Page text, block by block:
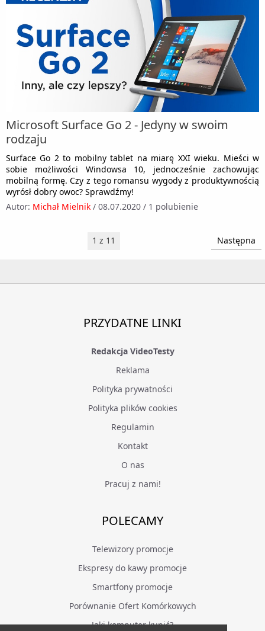
Microsoft Surface Go 2 - Jedyny w swoim
rodzaju
Surface Go 2 to mobilny tablet na miarę XXI wieku. Mieści w
sobie możliwości Windowsa 10, jednocześnie zachowując
mobilną formę. Czy z tego romansu wygody z produktywnością
wyrósł dobry owoc? Sprawdźmy!
Autor: Michał Mielnik / 08.07.2020 / 1 polubienie
1 z 11 Następna
PRZYDATNE LINKI
Redakcja VideoTesty
Reklama
Polityka prywatności
Polityka plików cookies
Regulamin
Kontakt
O nas
Pracuj z nami!
POLECAMY
Telewizory promocje
Ekspresy do kawy promocje
Smartfony promocje
Porównanie Ofert Komórkowych
Jaki komputer kupić?